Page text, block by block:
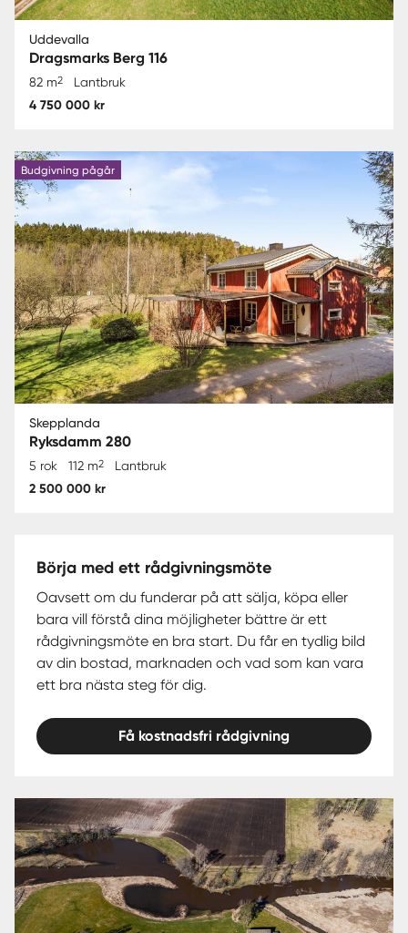
Uddevalla
Dragsmarks Berg 116
82 m2 Lantbruk
4 750 000 kr
Budgivning pågår
Skepplanda
Ryksdamm 280
5 rok 112 m2 Lantbruk
2 500 000 kr
Börja med ett rådgivningsmöte
Oavsett om du funderar på att sälja, köpa eller
bara vill förstå dina möjligheter bättre är ett
rådgivningsmöte en bra start. Du får en tydlig bild
av din bostad, marknaden och vad som kan vara
ett bra nästa steg för dig.
Få kostnadsfri rådgivning